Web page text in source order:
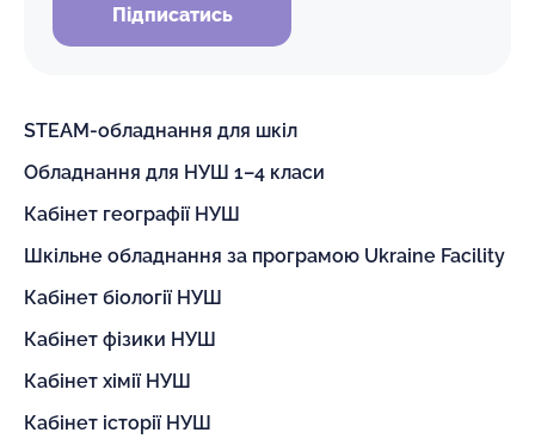
Підписатись
STEAM-обладнання для шкіл
Обладнання для НУШ 1–4 класи
Кабінет географії НУШ
Шкільне обладнання за програмою Ukraine Facility
Кабінет біології НУШ
Кабінет фізики НУШ
Кабінет хімії НУШ
Кабінет історії НУШ